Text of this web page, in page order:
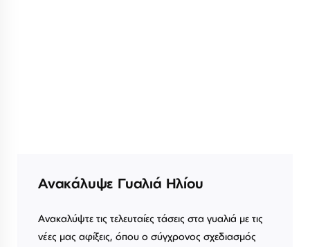
Ανακάλυψε Γυαλιά Ηλίου
Ανακαλύψτε τις τελευταίες τάσεις στα γυαλιά με τις
νέες μας αφίξεις, όπου ο σύγχρονος σχεδιασμός